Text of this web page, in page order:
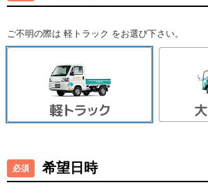
ご不明の際は 軽トラック をお選び下さい。
希望日時